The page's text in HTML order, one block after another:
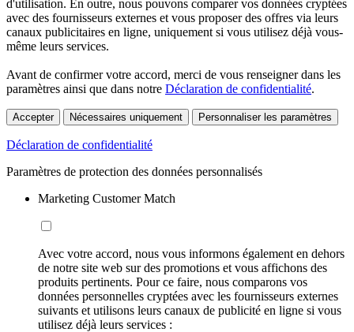
d'utilisation. En outre, nous pouvons comparer vos données cryptées
avec des fournisseurs externes et vous proposer des offres via leurs
canaux publicitaires en ligne, uniquement si vous utilisez déjà vous-
même leurs services.
Avant de confirmer votre accord, merci de vous renseigner dans les
paramètres ainsi que dans notre Déclaration de confidentialité.
Accepter Nécessaires uniquement Personnaliser les paramètres
Déclaration de confidentialité
Paramètres de protection des données personnalisés
Marketing Customer Match
Avec votre accord, nous vous informons également en dehors
de notre site web sur des promotions et vous affichons des
produits pertinents. Pour ce faire, nous comparons vos
données personnelles cryptées avec les fournisseurs externes
suivants et utilisons leurs canaux de publicité en ligne si vous
utilisez déjà leurs services :